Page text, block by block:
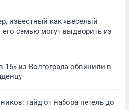
известный как «веселый
его семью могут выдворить из
из Волгограда обвинили в
гайд от набора петель до